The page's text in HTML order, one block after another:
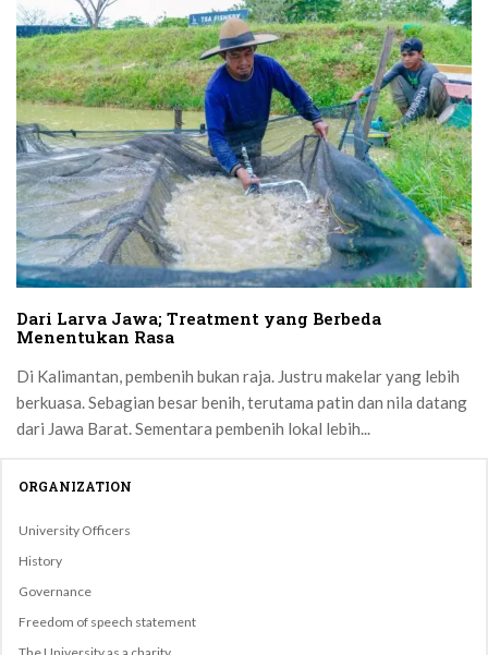
Dari Larva Jawa; Treatment yang Berbeda
Menentukan Rasa
Di Kalimantan, pembenih bukan raja. Justru makelar yang lebih
berkuasa. Sebagian besar benih, terutama patin dan nila datang
dari Jawa Barat. Sementara pembenih lokal lebih...
ORGANIZATION
University Officers
History
Governance
Freedom of speech statement